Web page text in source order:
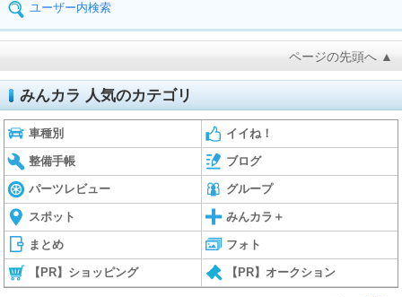
ユーザー内検索
ページの先頭へ ▲
みんカラ 人気のカテゴリ
車種別 イイね！
整備手帳 ブログ
パーツレビュー グループ
スポット みんカラ＋
まとめ フォト
【PR】ショッピング 【PR】オークション